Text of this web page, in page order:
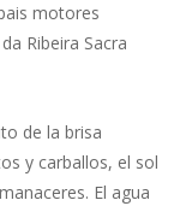
motores
Ribeira Sacra
de la brisa
y carballos, el sol
El agua